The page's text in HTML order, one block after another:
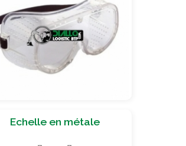
Echelle en métale